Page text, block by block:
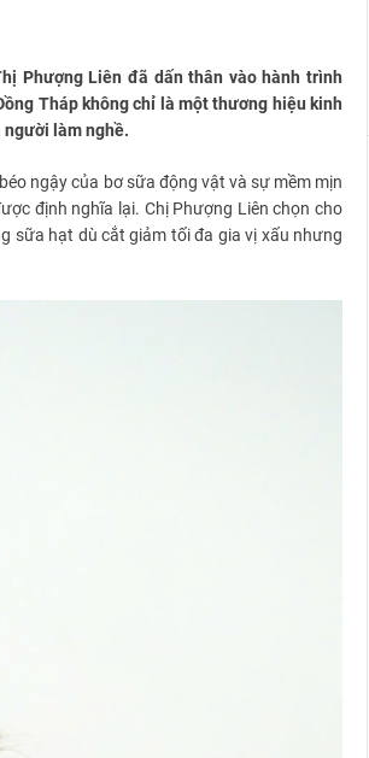
Phượng Liên đã dấn thân vào hành trình
Tháp không chỉ là một thương hiệu kinh
người làm nghề.
ngậy của bơ sữa động vật và sự mềm mịn
định nghĩa lại. Chị Phượng Liên chọn cho
sữa hạt dù cắt giảm tối đa gia vị xấu nhưng